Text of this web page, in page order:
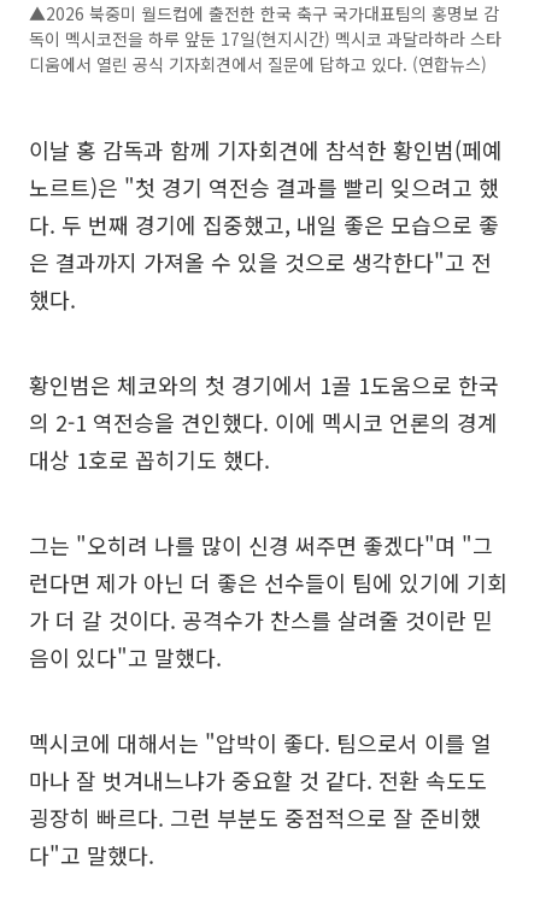
▲2026 북중미 월드컵에 출전한 한국 축구 국가대표팀의 홍명보 감
독이 멕시코전을 하루 앞둔 17일(현지시간) 멕시코 과달라하라 스타
디움에서 열린 공식 기자회견에서 질문에 답하고 있다. (연합뉴스)
이날 홍 감독과 함께 기자회견에 참석한 황인범(페예
노르트)은 "첫 경기 역전승 결과를 빨리 잊으려고 했
다. 두 번째 경기에 집중했고, 내일 좋은 모습으로 좋
은 결과까지 가져올 수 있을 것으로 생각한다"고 전
했다.
황인범은 체코와의 첫 경기에서 1골 1도움으로 한국
의 2-1 역전승을 견인했다. 이에 멕시코 언론의 경계
대상 1호로 꼽히기도 했다.
그는 "오히려 나를 많이 신경 써주면 좋겠다"며 "그
런다면 제가 아닌 더 좋은 선수들이 팀에 있기에 기회
가 더 갈 것이다. 공격수가 찬스를 살려줄 것이란 믿
음이 있다"고 말했다.
멕시코에 대해서는 "압박이 좋다. 팀으로서 이를 얼
마나 잘 벗겨내느냐가 중요할 것 같다. 전환 속도도
굉장히 빠르다. 그런 부분도 중점적으로 잘 준비했
다"고 말했다.